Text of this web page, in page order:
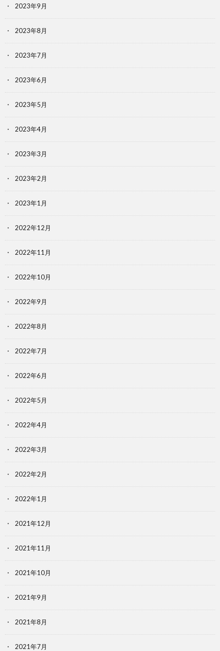
2023年9月
2023年8月
2023年7月
2023年6月
2023年5月
2023年4月
2023年3月
2023年2月
2023年1月
2022年12月
2022年11月
2022年10月
2022年9月
2022年8月
2022年7月
2022年6月
2022年5月
2022年4月
2022年3月
2022年2月
2022年1月
2021年12月
2021年11月
2021年10月
2021年9月
2021年8月
2021年7月